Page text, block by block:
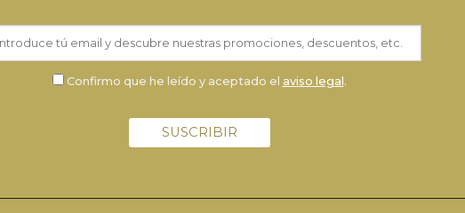
Confirmo que he leído y aceptado el aviso legal.